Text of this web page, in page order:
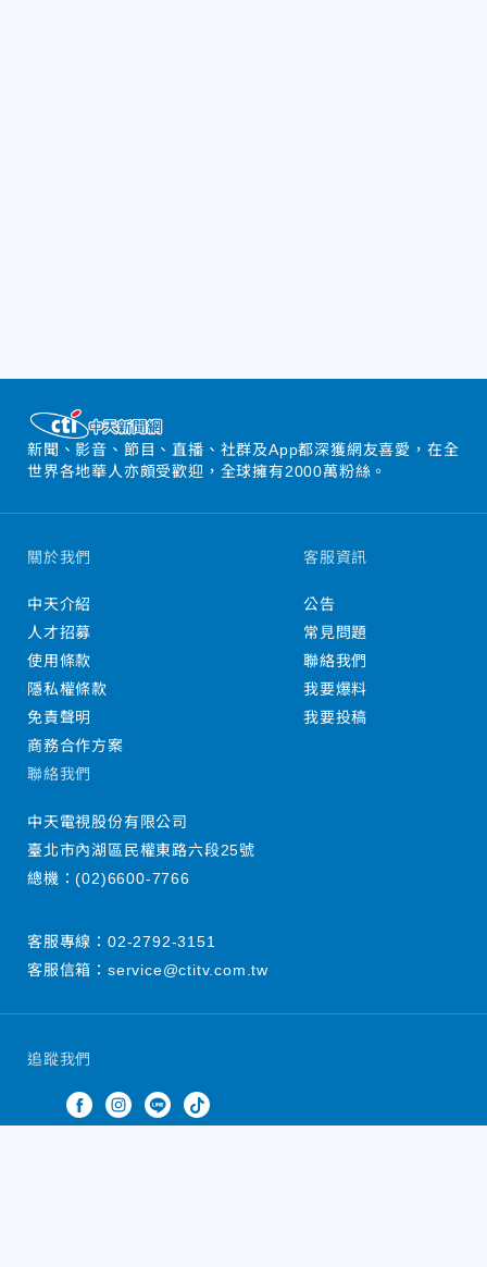
新聞、影音、節目、直播、社群及App都深獲網友喜愛，在全
世界各地華人亦頗受歡迎，全球擁有2000萬粉絲。
追蹤我們
關於我們
中天介紹
人才招募
使用條款
隱私權條款
免責聲明
商務合作方案
客服資訊
公告
常見問題
聯絡我們
我要爆料
我要投稿
聯絡我們
中天電視股份有限公司
臺北市內湖區民權東路六段25號
總機：(02)6600-7766
客服專線： 02-2792-3151
客服信箱： service@ctitv.com.tw